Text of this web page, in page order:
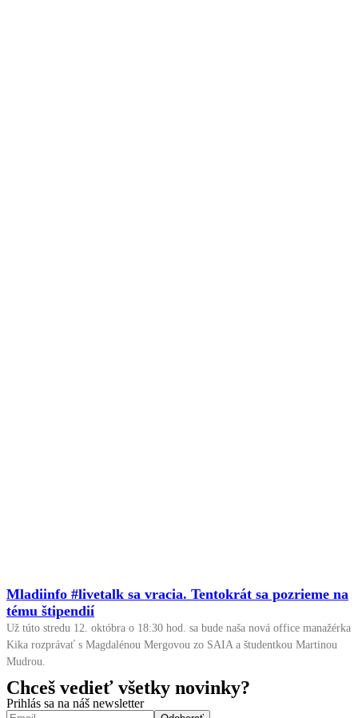
Mladiinfo #livetalk sa vracia. Tentokrát sa pozrieme na
tému štipendií
Už túto stredu 12. októbra o 18:30 hod. sa bude naša nová office manažérka
Kika rozprávať s Magdalénou Mergovou zo SAIA a študentkou Martinou
Mudrou.
Chceš vedieť všetky novinky?
Prihlás sa na náš newsletter